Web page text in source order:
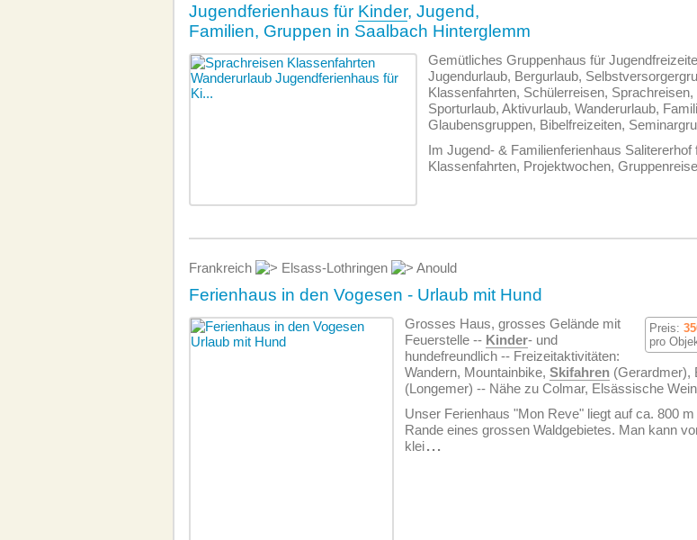
Jugendferienhaus für Kinder, Jugend,
Familien, Gruppen in Saalbach Hinterglemm
Gemütliches Gruppenhaus für
Jugendurlaub, Bergurlaub,
Klassenfahrten, Schülerreisen, Sprachreisen,
Sporturlaub, Aktivurlaub, Wanderurlaub,
Glaubensgruppen, Bibelfreizeiten,
Im Jugend- & Familienferienhaus Salitererhof
Klassenfahrten, Projektwochen,
Frankreich Elsass-Lothringen Anould
Ferienhaus in den Vogesen - Urlaub mit Hund
Preis:
pro
Grosses Haus, grosses Gelände mit
Feuerstelle -- Kinder- und
hundefreundlich -- Freizeitaktivitäten:
Wandern, Mountainbike, Skifahren (Gerardmer),
(Longemer) -- Nähe zu Colmar, Elsässische
Unser Ferienhaus "Mon Reve" liegt auf ca. 800
Rande eines grossen Waldgebietes. Man kann
klei...